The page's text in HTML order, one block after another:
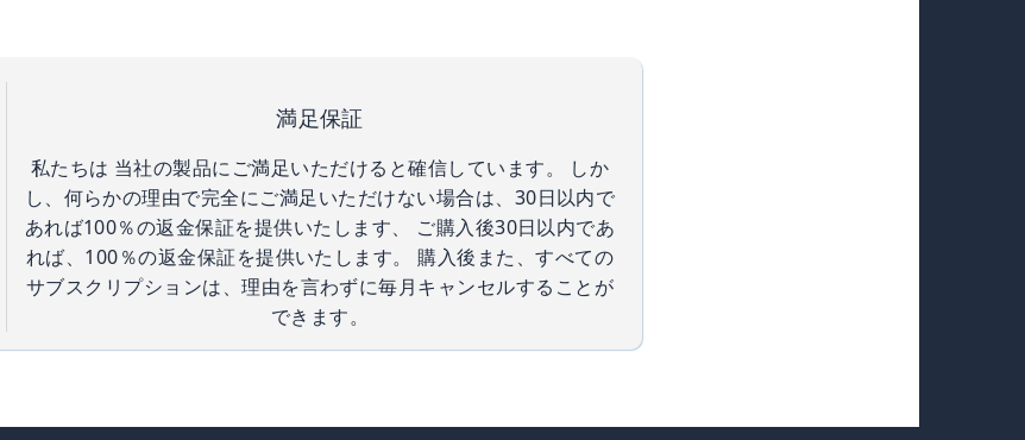
満足保証
私たちは 当社の製品にご満足いただけると確信しています。 しか
し、何らかの理由で完全にご満足いただけない場合は、30日以内で
あれば100％の返金保証を提供いたします、 ご購入後30日以内であ
れば、100％の返金保証を提供いたします。 購入後また、すべての
サブスクリプションは、理由を言わずに毎月キャンセルすることが
できます。